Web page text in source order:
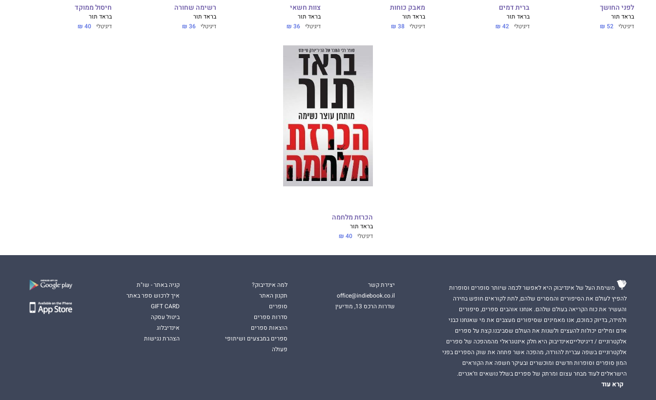
לפני החושך
בראד תור
דיגיטלי 52 ₪
ברית דמים
בראד תור
דיגיטלי 42 ₪
מאבק כוחות
בראד תור
דיגיטלי 38 ₪
צוות חשאי
בראד תור
דיגיטלי 36 ₪
רשימה שחורה
בראד תור
דיגיטלי 36 ₪
חיסול ממוקד
בראד תור
דיגיטלי 40 ₪
הכרזת מלחמה
בראד תור
דיגיטלי 40 ₪
משימת העל של אינדיבוק היא לאפשר לכמה שיותר סופרים וסופרות
להפיץ לעולם את הסיפורים והמסרים שלהם, לתת לקוראים חופש בחירה
והעשיר את כוח הקריאה בעולם שלהם. אנחנו אוהבים ספרים, סיפורים
ולמידה, בדיוק כמוכם, אנו מאמינים שסיפורים מעצבים את מי שאנחנו כבני
אדם ומילים יכולות להעצים ולשנות את העולם שסביבנו.קצת על ספרים
אלקטרוניים / דיגיטלייםאינדיבוק היא חלק אינטגראלי מהמהפכה של ספרים
אלקטרוניים בשפה עברית להורדה, מהפכה אשר פתחה את שוק הספרים בפני
המון סופרים וסופרות חדשים ומוכשרים ובעיקר חשפה את הקוראים
הישראלים לעוד מבחר עצום ומרתק של ספרים בשלל נושאים וז'אנרים.
קרא עוד
יצירת קשר
office@indiebook.co.il
שדרות הרכס 13, מודיעין
למה אינדיבוק?
תקנון האתר
סופרים
סדרות ספרים
הוצאות ספרים
ספרים במבצעים ושיתופי
פעולה
קניה באתר - שו"ת
איך לרכוש ספר באתר
GIFT CARD
ביטול עסקה
אינדיבלוג
הצהרת נגישות